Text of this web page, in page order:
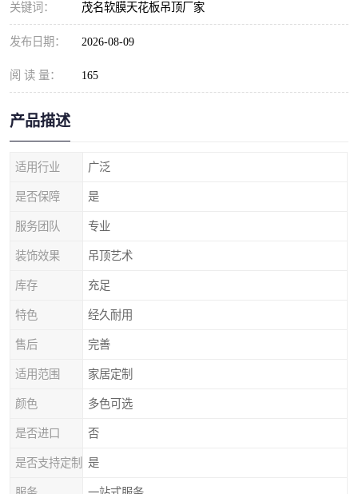
关键词： 茂名软膜天花板吊顶厂家
发布日期： 2026-08-09
阅 读 量： 165
产品描述
适用行业 广泛
是否保障 是
服务团队 专业
装饰效果 吊顶艺术
库存 充足
特色 经久耐用
售后 完善
适用范围 家居定制
颜色 多色可选
是否进口 否
是否支持定制 是